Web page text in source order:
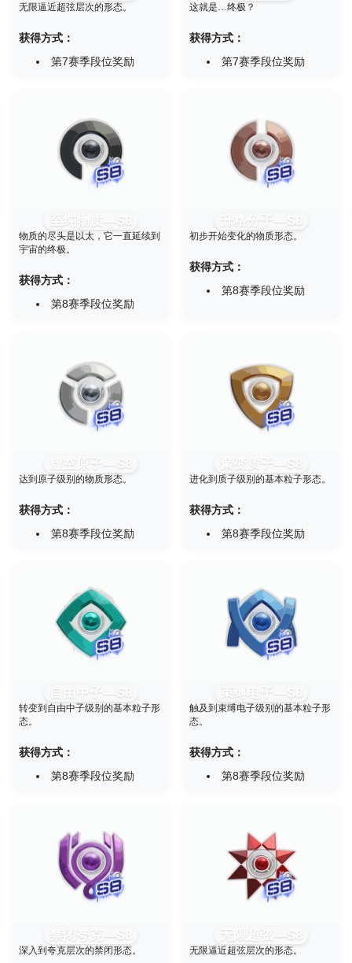
无限逼近超弦层次的形态。
获得方式：
第7赛季段位奖励
这就是…终极？
获得方式：
第7赛季段位奖励
至纯物质—S8
物质的尽头是以太，它一直延续到
宇宙的终极。
获得方式：
第8赛季段位奖励
升格分子—S8
初步开始变化的物质形态。
获得方式：
第8赛季段位奖励
虚空原子—S8
达到原子级别的物质形态。
获得方式：
第8赛季段位奖励
聚变质子—S8
进化到质子级别的基本粒子形态。
获得方式：
第8赛季段位奖励
自由中子—S8
转变到自由中子级别的基本粒子形
态。
获得方式：
第8赛季段位奖励
束缚电子—S8
触及到束缚电子级别的基本粒子形
态。
获得方式：
第8赛季段位奖励
禁闭夸克—S8
深入到夸克层次的禁闭形态。
无限超弦—S8
无限逼近超弦层次的形态。